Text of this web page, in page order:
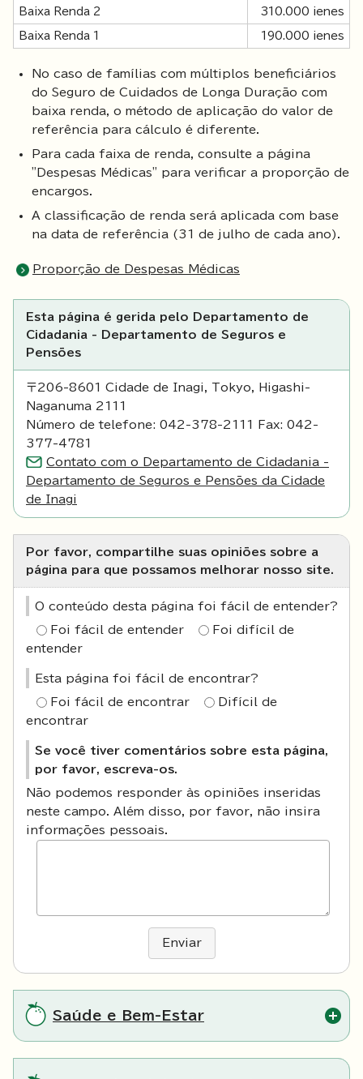
Baixa Renda 2 310.000 ienes
Baixa Renda 1 190.000 ienes
No caso de famílias com múltiplos beneficiários
do Seguro de Cuidados de Longa Duração com
baixa renda, o método de aplicação do valor de
referência para cálculo é diferente.
Para cada faixa de renda, consulte a página
"Despesas Médicas" para verificar a proporção de
encargos.
A classificação de renda será aplicada com base
na data de referência (31 de julho de cada ano).
Proporção de Despesas Médicas
Esta página é gerida pelo Departamento de
Cidadania - Departamento de Seguros e
Pensões
〒206-8601 Cidade de Inagi, Tokyo, Higashi-
Naganuma 2111
Número de telefone: 042-378-2111 Fax: 042-
377-4781
Contato com o Departamento de Cidadania -
Departamento de Seguros e Pensões da Cidade
de Inagi
Por favor, compartilhe suas opiniões sobre a
página para que possamos melhorar nosso site.
O conteúdo desta página foi fácil de entender?
Foi fácil de entender
Foi difícil de
entender
Esta página foi fácil de encontrar?
Foi fácil de encontrar
Difícil de
encontrar
Se você tiver comentários sobre esta página,
por favor, escreva-os.
Não podemos responder às opiniões inseridas
neste campo. Além disso, por favor, não insira
informações pessoais.
Enviar
Saúde e Bem-Estar